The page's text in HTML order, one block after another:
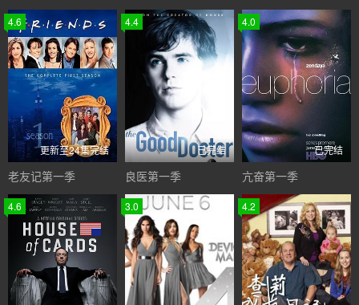
4.6
更新至24集完结
老友记第一季
4.4
已完结
良医第一季
4.0
已完结
亢奋第一季
4.6 3.0 4.2